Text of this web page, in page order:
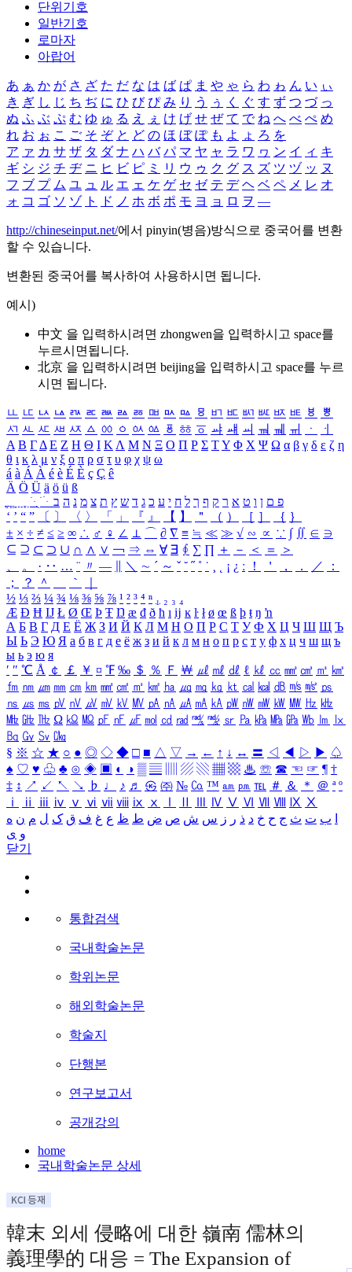
단위기호
일반기호
로마자
아랍어
あ ぁ か が さ ざ た だ な は ば ぱ ま や ゃ ら わ ゎ ん い ぃ
き ぎ し じ ち ぢ に ひ び ぴ み り う ぅ く ぐ す ず つ づ っ
ぬ ふ ぶ ぷ む ゆ ゅ る え ぇ け げ せ ぜ て で ね へ べ ぺ め
れ お ぉ こ ご そ ぞ と ど の ほ ぼ ぽ も よ ょ ろ を
ア ァ カ サ ザ タ ダ ナ ハ バ パ マ ヤ ャ ラ ワ ヮ ン イ ィ キ
ギ シ ジ チ ヂ ニ ヒ ビ ピ ミ リ ウ ゥ ク グ ス ズ ツ ヅ ッ ヌ
フ ブ プ ム ユ ュ ル エ ェ ケ ゲ セ ゼ テ デ ヘ ベ ペ メ レ オ
ォ コ ゴ ソ ゾ ト ド ノ ホ ボ ポ モ ヨ ョ ロ ヲ ―
http://chineseinput.net/에서 pinyin(병음)방식으로 중국어를 변환
할 수 있습니다.
변환된 중국어를 복사하여 사용하시면 됩니다.
예시)
中文 을 입력하시려면 zhongwen을 입력하시고 space를
누르시면됩니다.
北京 을 입력하시려면 beijing을 입력하시고 space를 누르
시면 됩니다.
ㅥ ㅦ ㅧ ㅨ ㅩ ㅪ ㅫ ㅬ ㅭ ㅮ ㅯ ㅰ ㅱ ㅲ ㅳ ㅴ ㅵ ㅶ ㅷ ㅸ
ㅹ
ㅺ ㅻ ㅼ ㅽ ㅾ ㅿ ㆀ ㆁ ㆂ ㆃ ㆄ ㆅ ㆆ ㆇ ㆈ ㆉ ㆊ ㆋ ㆌ ㆍ
ㆎ
Α Β ΓΔ Ε Ζ Η Θ Ι ΚΛ Μ Ν Ξ Ο Π Ρ Σ ΤΥ Φ Χ Ψ Ω α β γ δ ε ζ η
θ ι κ λ μ ν ξ ο π ρ σ τ υ φ χ ψ ω
á à Á À é è É È ç Ç ê
Ä Ö Ü ä ö ü ß
ִֶֹ ֻּ ׁׂ פ ם ן ו ט א ר ק ף ך ל ח י ע כ ג ד ש ץ ת צ מ נ ה ב
‘ ’ “ ” 〔 〕 〈 〉 「 」 『 』 【 】 ＂ （ ） ［ ］ ｛ ｝
± × ÷ ≠ ≤ ≥ ∞ ∴ ♂ ♀ ∠ ⊥ ⌒ ∂ ∇ ≡ ≒ ≪ ≫ √ ∽ ∝ ∵ ∫ ∬ ∈ ∋
⊆ ⊇ ⊂ ⊃ ∪ ∩ ∧ ∨ ￢ ⇒ ⇔ ∀ ∃ ∮ ∑ ∏ ＋ － ＜ ＝
＞
、
。 · ‥ … ¨ 〃 ― ＼ ∼ ´ ～ ˇ ˘ ˝ ˚ ˙ ¸ ¡ ¿ ː ！ ＇ ， ． ／
：
；
？ ＾ ｀
½ ⅓ ⅔ ¼ ¾ ⅛ ⅜ ⅝ ⅞ ¹ ² ³ ⁴ ⁿ ₁ ₂ ₃ ₄
Æ Ð Ħ Ĳ Ł Ø Œ Þ Ŧ Ŋ æ đ ð ħ ı ĳ ĸ ŀ ł ø œ ß þ ŧ ŋ ŉ
А Б В Г Д Е Ё Ж З И Й К Л М Н О П Р С Т У Ф Х Ц Ч Ш Щ Ъ
Ы Ь Э Ю Я а б в г д е ё ж з и й к л м н о п р с т у ф х ц ч ш щ ъ
ы ь э ю я
′ ″ ℃ Å ￠ ￡ ￥ ¤ ℉ ‰ ＄ ％ Ｆ ￦ ㎕ ㎖ ㎗ ℓ ㎘ ㏄ ㎣ ㎤ ㎥ ㎦
㎙ ㎚ ㎛ ㎜ ㎝ ㎞ ㎟ ㎠ ㎡ ㎢ ㏊ ㎍ ㎎ ㎏ ㏏ ㎈ ㎉ ㏈ ㎧ ㎨ ㎰
㎱ ㎲ ㎳ ㎴ ㎵ ㎶ ㎷ ㎸ ㎹ ㎀ ㎁ ㎂ ㎃ ㎄ ㎺ ㎻ ㎽ ㎾ ㎿ ㎐ ㎑
㎒ ㎓ ㎔ Ω ㏀ ㏁ ㎊ ㎋ ㎌ ㏖ ㏅ ㎭ ㎮ ㎯ ㏛ ㎩ ㎪ ㎫ ㎬ ㏝ ㏐
㏓
㏃ ㏉ ㏜ ㏆
§ ※ ☆ ★ ○ ● ◎ ◇ ◆ □ ■ △ ▽ → ← ↑ ↓ ↔ 〓 ◁ ◀ ▷ ▶ ♤
♠ ♡ ♥ ♧ ♣ ⊙ ◈ ▣ ◐ ◑ ▒ ▤ ▨ ▧ ▦ ▩ ♨ ☏ ☎ ☜ ☞ ¶ †
‡ ↕ ↗ ↙ ↖ ↘ ♭ ♩ ♪ ♬ ㉿ ㈜ № ㏇ ™ ㏂ ㏘ ℡ ＃ ＆ ＊ ＠ ª º
ⅰ
ⅱ ⅲ ⅳ ⅴ ⅵ ⅶ ⅷ ⅸ ⅹ Ⅳ Ⅴ Ⅵ Ⅶ Ⅷ Ⅸ Ⅹ
ب ت ث ج ح خ د ذ ر ز س ش ص ض ط ظ ع غ ف ق ک ل م ن ه
و ی
닫기
통합검색
국내학술논문
학위논문
해외학술논문
학술지
단행본
연구보고서
공개강의
home
국내학술논문 상세
韓末 외세 侵略에 대한 嶺南 儒林의
義理學的 대응 = The Expansion of